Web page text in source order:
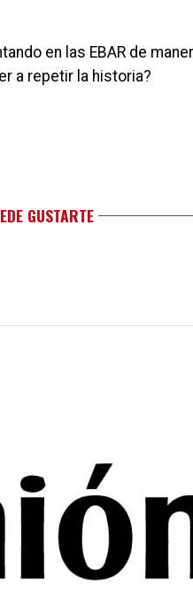
en las EBAR de
a repetir la historia?
GUSTARTE